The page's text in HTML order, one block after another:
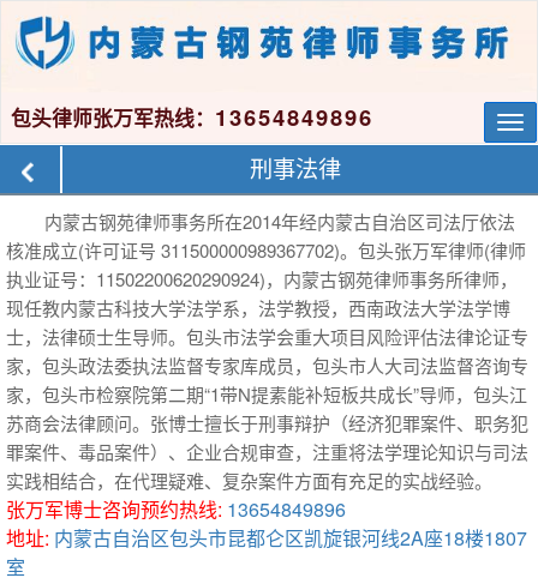
包头律师张万军热线： 13654849896
刑事法律
内蒙古钢苑律师事务所在2014年经内蒙古自治区司法厅依法
核准成立(许可证号 311500000989367702)。包头张万军律师(律师
执业证号：11502200620290924)，内蒙古钢苑律师事务所律师，
现任教内蒙古科技大学法学系，法学教授，西南政法大学法学博
士，法律硕士生导师。包头市法学会重大项目风险评估法律论证专
家，包头政法委执法监督专家库成员，包头市人大司法监督咨询专
家，包头市检察院第二期“1带N提素能补短板共成长”导师，包头江
苏商会法律顾问。张博士擅长于刑事辩护（经济犯罪案件、职务犯
罪案件、毒品案件）、企业合规审查，注重将法学理论知识与司法
实践相结合，在代理疑难、复杂案件方面有充足的实战经验。
张万军博士咨询预约热线: 13654849896
地址: 内蒙古自治区包头市昆都仑区凯旋银河线2A座18楼1807
室